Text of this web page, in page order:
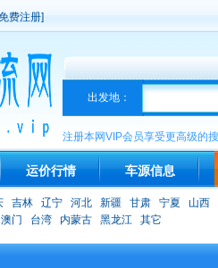
费注册]
出发地：
注册本网VIP会员享受更高级的
运价行情 车源信息
吉林 辽宁 河北 新疆 甘肃 宁夏
山西
澳门 台湾 内蒙古 黑龙江 其它